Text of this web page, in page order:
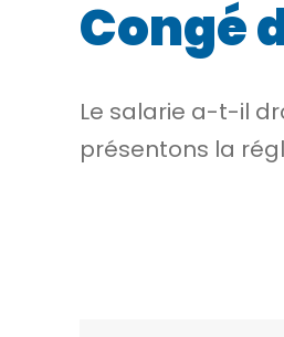
Congé
Le salarie a-t-il
présentons la